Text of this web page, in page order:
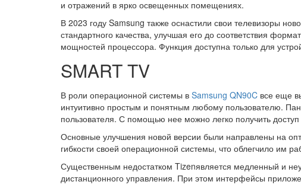
и отражений в ярко освещенных помещениях.
В 2023 году Samsung также оснастили свои телевизоры
стандартного качества, улучшая его до соответствия
мощностей процессора. Функция доступна только для
SMART TV
В роли операционной системы в Samsung QN90C все еще
интуитивно простым и понятным любому пользователю.
пользователя. С помощью нее можно легко получить
Основные улучшения новой версии были направлены на
гибкости своей операционной системы, что облегчило им
Существенным недостатком Tizenявляется медленный и
дистанционного управления. При этом интерфейсы